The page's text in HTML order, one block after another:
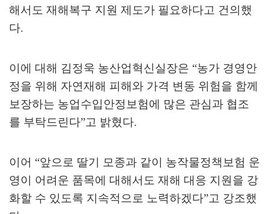
해서도 재해복구 지원 제도가 필요하다고 건의했
다.
이에 대해 김정욱 농산업혁신실장은 “농가 경영안
정을 위해 자연재해 피해와 가격 변동 위험을 함께
보장하는 농업수입안정보험에 많은 관심과 협조
를 부탁드린다”고 밝혔다.
이어 “앞으로 딸기 모종과 같이 농작물정책보험 운
영이 어려운 품목에 대해서도 재해 대응 지원을 강
화할 수 있도록 지속적으로 노력하겠다”고 강조했